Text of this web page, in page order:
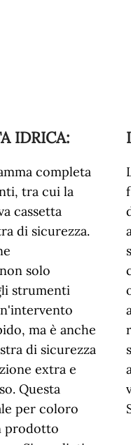
IDRICA:
completa
tra cui la
cassetta
di sicurezza.
solo
strumenti
ma è anche
di sicurezza
extra e
Questa
per coloro
prodotto